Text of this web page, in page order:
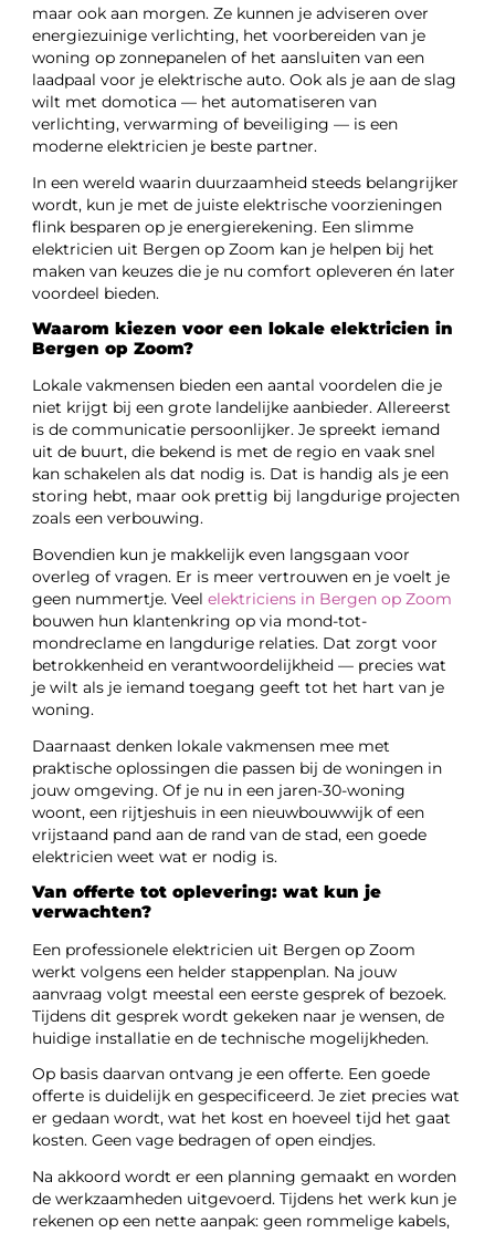
maar ook aan morgen. Ze kunnen je adviseren over
energiezuinige verlichting, het voorbereiden van je
woning op zonnepanelen of het aansluiten van een
laadpaal voor je elektrische auto. Ook als je aan de slag
wilt met domotica — het automatiseren van
verlichting, verwarming of beveiliging — is een
moderne elektricien je beste partner.
In een wereld waarin duurzaamheid steeds belangrijker
wordt, kun je met de juiste elektrische voorzieningen
flink besparen op je energierekening. Een slimme
elektricien uit Bergen op Zoom kan je helpen bij het
maken van keuzes die je nu comfort opleveren én later
voordeel bieden.
Waarom kiezen voor een lokale elektricien in
Bergen op Zoom?
Lokale vakmensen bieden een aantal voordelen die je
niet krijgt bij een grote landelijke aanbieder. Allereerst
is de communicatie persoonlijker. Je spreekt iemand
uit de buurt, die bekend is met de regio en vaak snel
kan schakelen als dat nodig is. Dat is handig als je een
storing hebt, maar ook prettig bij langdurige projecten
zoals een verbouwing.
Bovendien kun je makkelijk even langsgaan voor
overleg of vragen. Er is meer vertrouwen en je voelt je
geen nummertje. Veelelektriciens in Bergen op Zoom
bouwen hun klantenkring op via mond-tot-
mondreclame en langdurige relaties. Dat zorgt voor
betrokkenheid en verantwoordelijkheid — precies wat
je wilt als je iemand toegang geeft tot het hart van je
woning.
Daarnaast denken lokale vakmensen mee met
praktische oplossingen die passen bij de woningen in
jouw omgeving. Of je nu in een jaren-30-woning
woont, een rijtjeshuis in een nieuwbouwwijk of een
vrijstaand pand aan de rand van de stad, een goede
elektricien weet wat er nodig is.
Van offerte tot oplevering: wat kun je
verwachten?
Een professionele elektricien uit Bergen op Zoom
werkt volgens een helder stappenplan. Na jouw
aanvraag volgt meestal een eerste gesprek of bezoek.
Tijdens dit gesprek wordt gekeken naar je wensen, de
huidige installatie en de technische mogelijkheden.
Op basis daarvan ontvang je een offerte. Een goede
offerte is duidelijk en gespecificeerd. Je ziet precies wat
er gedaan wordt, wat het kost en hoeveel tijd het gaat
kosten. Geen vage bedragen of open eindjes.
Na akkoord wordt er een planning gemaakt en worden
de werkzaamheden uitgevoerd. Tijdens het werk kun je
rekenen op een nette aanpak: geen rommelige kabels,